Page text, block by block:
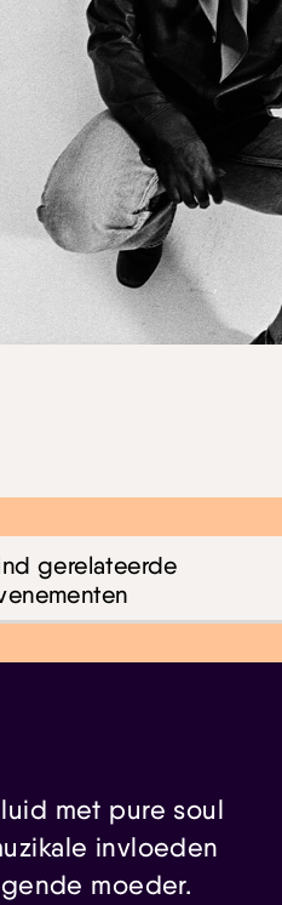
gerelateerde
met pure soul
invloeden
moeder.